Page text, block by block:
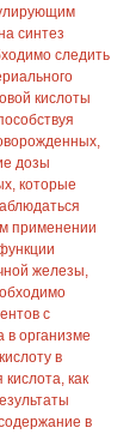
синтез
следить
кислоты
дозы
которые
применении
железы,
с
организме
в
как
в